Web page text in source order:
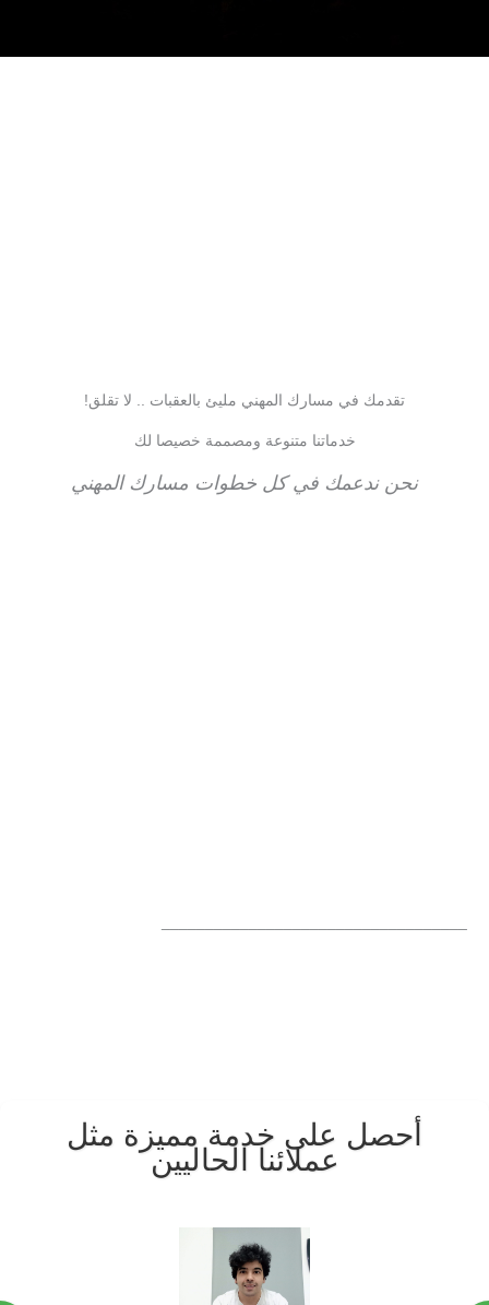
تقدمك في مسارك المهني مليئ بالعقبات .. لا تقلق!
خدماتنا متنوعة ومصممة خصيصا لك
نحن ندعمك في كل خطوات مسارك المهني
أحصل على خدمة مميزة مثل
عملائنا الحاليين